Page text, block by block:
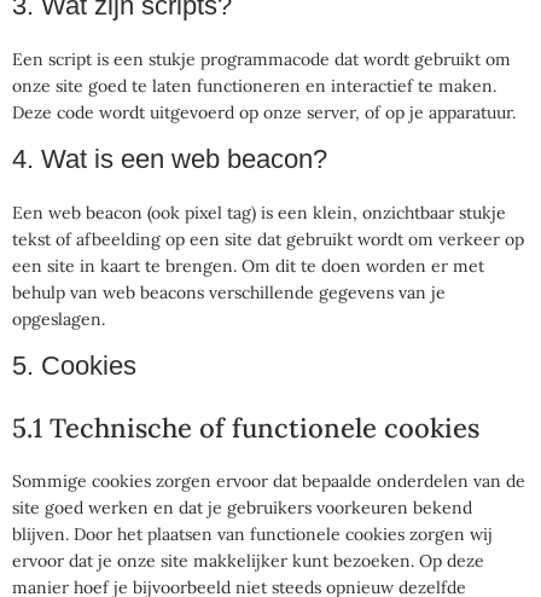
Een script is een stukje programmacode dat wordt gebruikt om
onze site goed te laten functioneren en interactief te maken.
Deze code wordt uitgevoerd op onze server, of op je apparatuur.
4. Wat is een web beacon?
Een web beacon (ook pixel tag) is een klein, onzichtbaar stukje
tekst of afbeelding op een site dat gebruikt wordt om verkeer op
een site in kaart te brengen. Om dit te doen worden er met
behulp van web beacons verschillende gegevens van je
opgeslagen.
5. Cookies
5.1 Technische of functionele cookies
Sommige cookies zorgen ervoor dat bepaalde onderdelen van de
site goed werken en dat je gebruikers voorkeuren bekend
blijven. Door het plaatsen van functionele cookies zorgen wij
ervoor dat je onze site makkelijker kunt bezoeken. Op deze
manier hoef je bijvoorbeeld niet steeds opnieuw dezelfde